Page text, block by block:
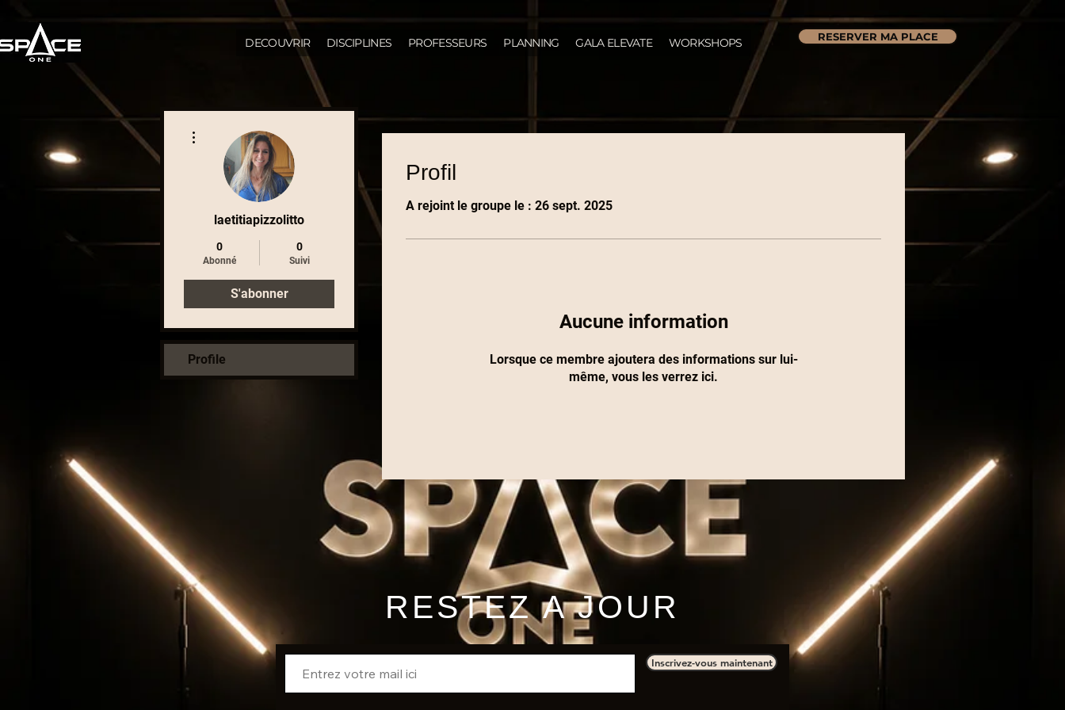
DECOUVRIR DISCIPLINES PROFESSEURS PLANNING GALA ELEVATE WORKSHOPS RESERVER MA PLACE
Profil
A rejoint le groupe le : 26 sept. 2025
Aucune information
Lorsque ce membre ajoutera des informations sur lui-
même, vous les verrez ici.
laetitiapizzolitto
0
Abonné
0
Suivi
S'abonner
Profile
RESTEZ A JOUR
Inscrivez-vous maintenant